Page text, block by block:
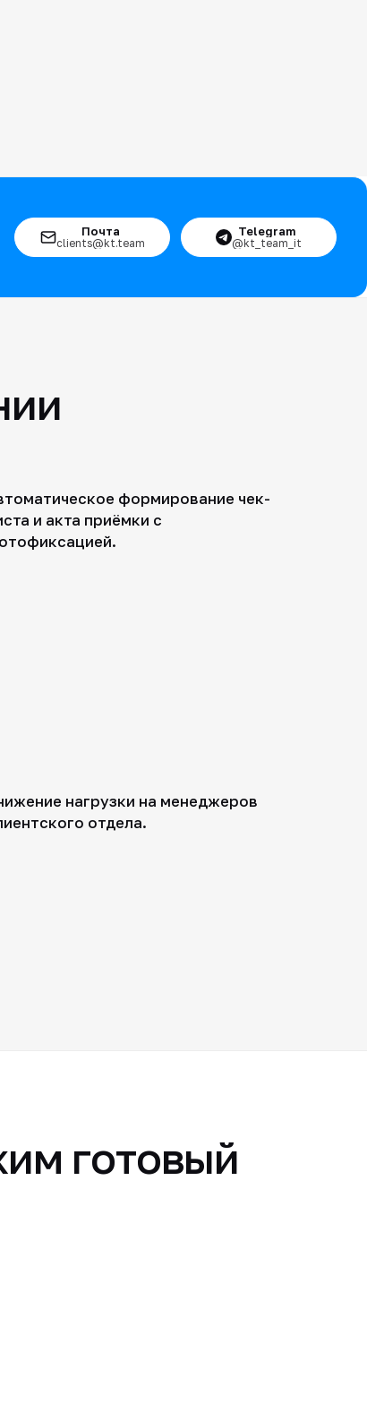
Почта
clients@kt.team
Telegram
@kt_team_it
формирование чек-
и акта приёмки с
нагрузки на менеджеров
отдела.
готовый